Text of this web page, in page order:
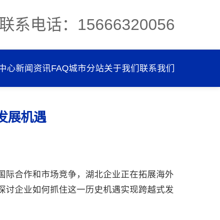
系电话：15666320056
心新闻资讯FAQ城市分站关于我们联系我们
展机遇
际合作和市场竞争，湖北企业正在拓展海外
讨企业如何抓住这一历史机遇实现跨越式发